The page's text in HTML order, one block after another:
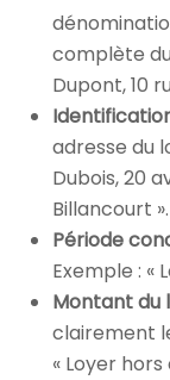
complète
Dupont, 10
adresse du
Dubois, 20
Billancourt ».
Période
Exemple : «
Montant du
clairement
« Loyer